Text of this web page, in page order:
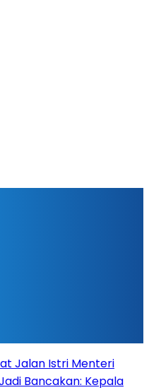
Jalan Istri Menteri
Bancakan: Kepala